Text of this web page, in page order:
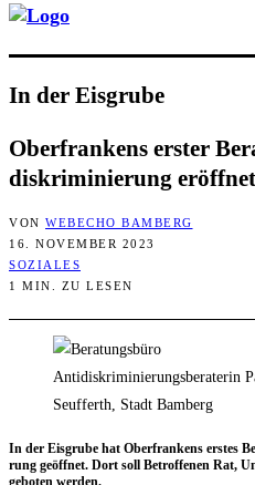
In der Eisgrube
Ober­fran­kens ers­ter
dis­kri­mi­nie­rung eröffnet
VON WEBECHO BAMBERG
16. NOVEMBER 2023
SOZIALES
1 MIN. ZU LESEN
Antidiskriminierungsberaterin
Seufferth, Stadt Bamberg
In der Eis­gru­be hat Ober­fran­kens ers­tes
rung geöff­net. Dort soll Betrof­fe­nen Rat,
gebo­ten werden.